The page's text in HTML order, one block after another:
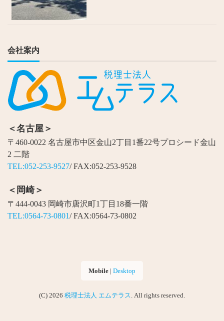
会社案内
＜名古屋＞
〒460-0022 名古屋市中区金山2丁目1番22号プロシード金山
2 二階
TEL:052-253-9527/ FAX:052-253-9528
＜岡崎＞
〒444-0043 岡崎市唐沢町1丁目18番一階
TEL:0564-73-0801/ FAX:0564-73-0802
Mobile | Desktop
(C) 2026 税理士法人 エムテラス. All rights reserved.